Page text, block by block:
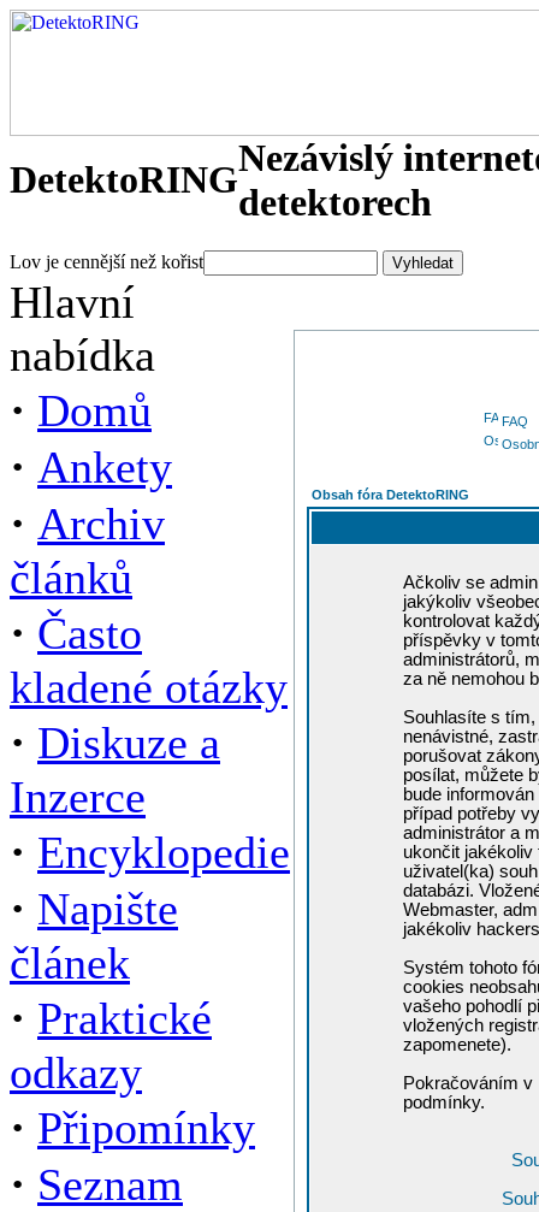
DetektoRINGNezávislý
detektorech
Lov je cennější než kořist
Hlavní
nabídka
· Domů
· Ankety
· Archiv
článků
· Často
kladené otázky
· Diskuze a
Inzerce
· Encyklopedie
· Napište
článek
· Praktické
odkazy
· Připomínky
· Seznam
FAQ
Obsah fóra DetektoRING
Ačkoliv se
jakýkoliv
kontrolovat
příspěvky v
administrátorů,
za ně nemohou
Souhlasíte s
nenávistné,
porušovat
posílat, můžete
bude
případ potřeby
administrátor a
ukončit
uživatel(ka)
databázi.
Webmaster,
jakékoliv
Systém tohoto
cookies
vašeho pohodlí
vložených
zapomenete).
Pokračováním v
podmínky.